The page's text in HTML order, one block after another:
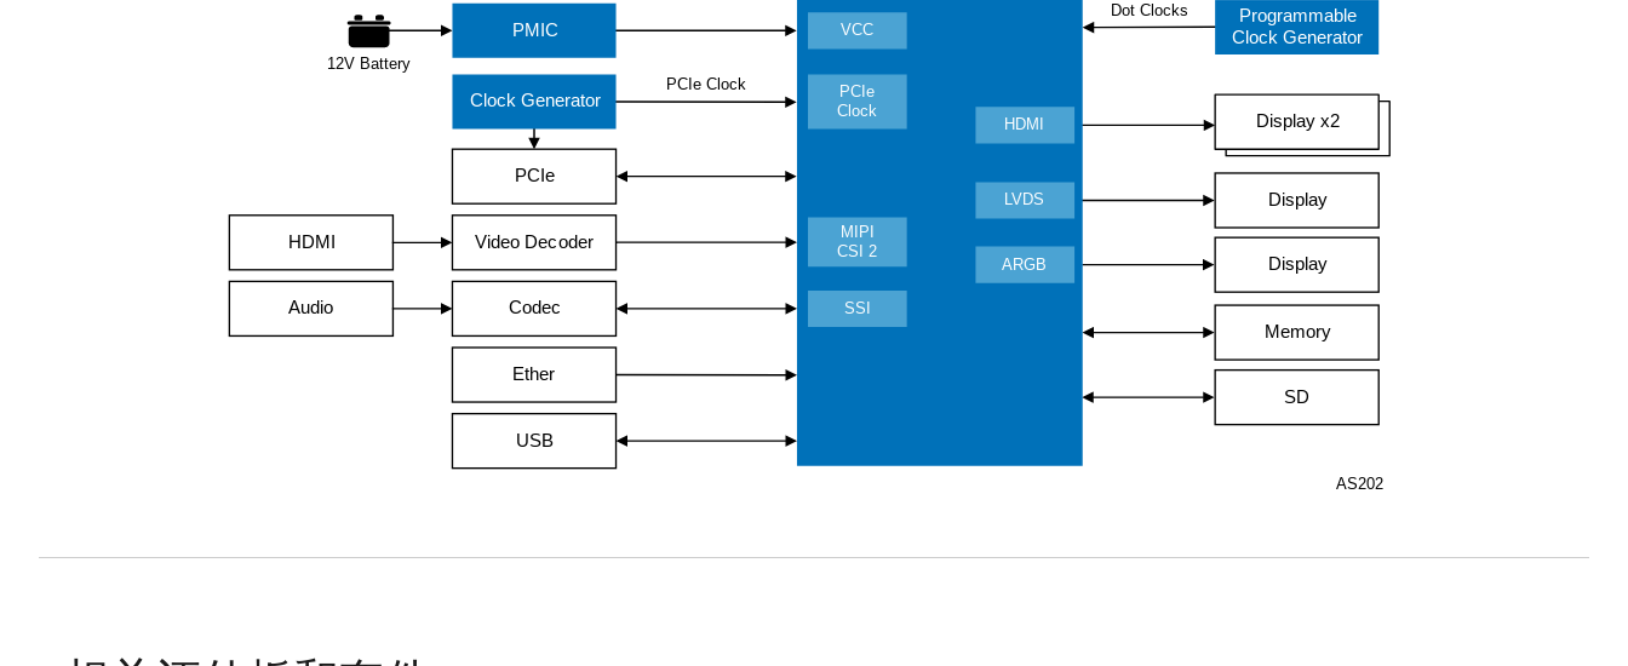
AS202
HDMI
Audio
Display x2
Programmable
Clock Generator
Display
Display
Memory
SD
PCIe Clock
12V Battery
Dot Clocks
PCIe
Video Decoder
Codec
Ether
USB
PMIC
Clock Generator
VCC
PCIe
Clock
MIPI
CSI 2
SSI
HDMI
LVDS
ARGB